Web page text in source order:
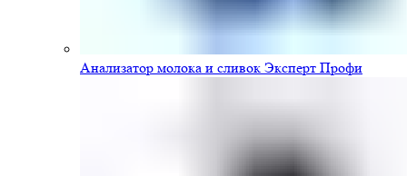
Анализатор молока и сливок Эксперт Профи